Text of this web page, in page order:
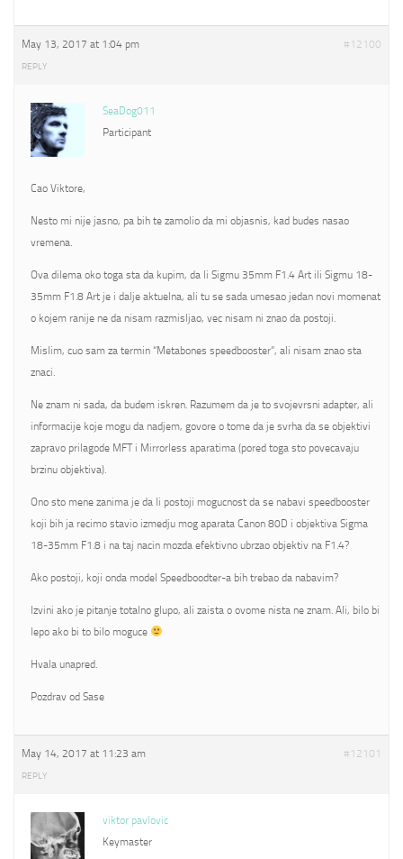
May 13, 2017 at 1:04 pm #12100
REPLY
SeaDog011
Participant
Cao Viktore,
Nesto mi nije jasno, pa bih te zamolio da mi objasnis, kad budes nasao
vremena.
Ova dilema oko toga sta da kupim, da li Sigmu 35mm F1.4 Art ili Sigmu 18-
35mm F1.8 Art je i dalje aktuelna, ali tu se sada umesao jedan novi momenat
o kojem ranije ne da nisam razmisljao, vec nisam ni znao da postoji.
Mislim, cuo sam za termin “Metabones speedbooster”, ali nisam znao sta
znaci.
Ne znam ni sada, da budem iskren. Razumem da je to svojevrsni adapter, ali
informacije koje mogu da nadjem, govore o tome da je svrha da se objektivi
zapravo prilagode MFT i Mirrorless aparatima (pored toga sto povecavaju
brzinu objektiva).
Ono sto mene zanima je da li postoji mogucnost da se nabavi speedbooster
koji bih ja recimo stavio izmedju mog aparata Canon 80D i objektiva Sigma
18-35mm F1.8 i na taj nacin mozda efektivno ubrzao objektiv na F1.4?
Ako postoji, koji onda model Speedboodter-a bih trebao da nabavim?
Izvini ako je pitanje totalno glupo, ali zaista o ovome nista ne znam. Ali, bilo bi
lepo ako bi to bilo moguce
Hvala unapred.
Pozdrav od Sase
May 14, 2017 at 11:23 am #12101
REPLY
viktor pavlovic
Keymaster